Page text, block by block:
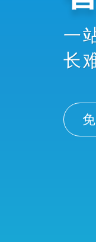
手
员
协